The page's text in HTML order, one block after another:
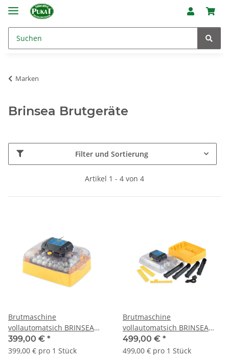
Marken
Brinsea Brutgeräte
Filter und Sortierung
Artikel 1 - 4 von 4
Brutmaschine
vollautomatsich BRINSEA
OVATION 28 ECO
399,00 € *
399,00 € pro 1 Stück
Brutmaschine
vollautomatsich BRINSEA
OVATION 28 EX
499,00 € *
499,00 € pro 1 Stück